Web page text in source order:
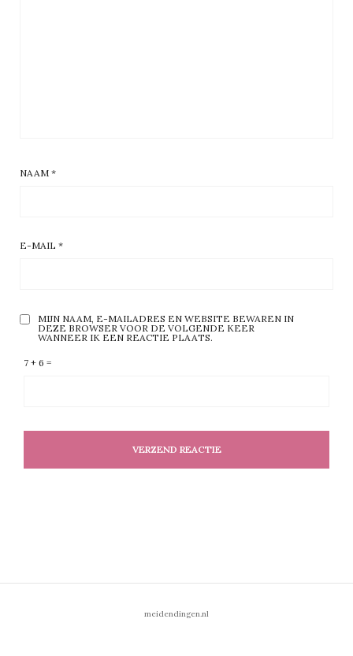
NAAM *
E-MAIL *
MIJN NAAM, E-MAILADRES EN WEBSITE BEWAREN IN
DEZE BROWSER VOOR DE VOLGENDE KEER
WANNEER IK EEN REACTIE PLAATS.
7 + 6 =
meidendingen.nl